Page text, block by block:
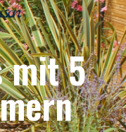
mit 5